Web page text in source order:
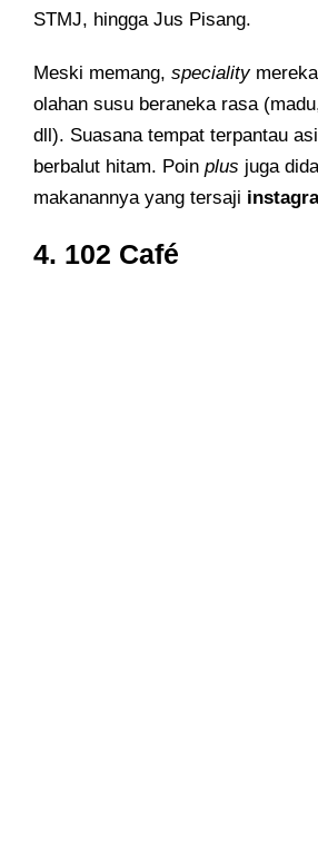
STMJ, hingga Jus Pisang.
Meski memang, speciality
olahan susu beraneka rasa
dll). Suasana tempat terpantau
berbalut hitam. Poin plus juga
makanannya yang tersaji
4. 102 Café